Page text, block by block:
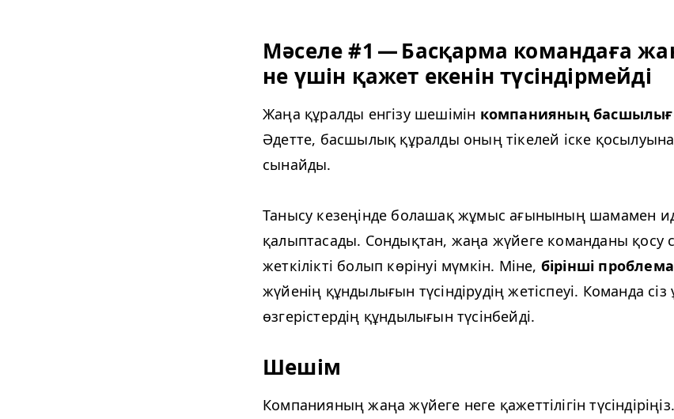
Мәселе #1 — Басқарма командаға
не үшін қажет екенін түсіндірмейді
Жаңа құралды енгізу шешімін компанияның
Әдетте, басшылық құралды оның тікелей іске
сынайды.
Танысу кезеңінде болашақ жұмыс ағынының шамамен
қалыптасады. Сондықтан, жаңа жүйеге команданы қосу
жеткілікті болып көрінуі мүмкін. Міне, бірінші
жүйенің құндылығын түсіндірудің жетіспеуі. Команда сіз
өзгерістердің құндылығын түсінбейді.
Шешім
Компанияның жаңа жүйеге неге қажеттілігін